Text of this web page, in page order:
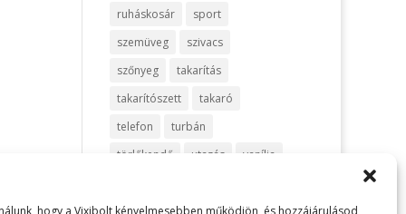
hogy a Vixibolt kényelmesebben működjön, és hozzájárulásod
ruháskosár
sport
szemüveg
szivacs
szőnyeg
takarítás
takarítószett
takaró
telefon
turbán
törlőkendő
utazás
vanília
vegyszermentes takarítás